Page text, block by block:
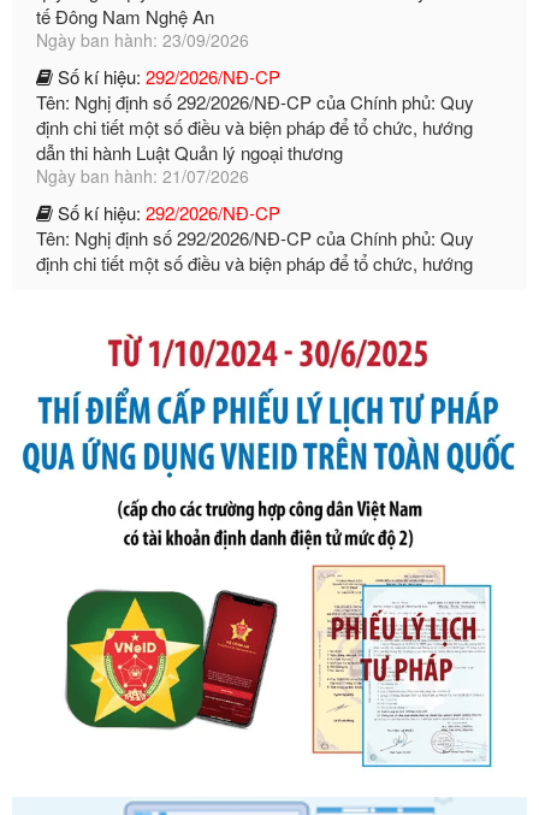
Số kí hiệu: 292/2026/NĐ-CP
Tên: Nghị định số 292/2026/NĐ-CP của Chính phủ: Quy
định chi tiết một số điều và biện pháp để tổ chức, hướng
dẫn thi hành Luật Quản lý ngoại thương
Ngày ban hành: 21/07/2026
Số kí hiệu:292/2026/NĐ-CP
Tên: Nghị định số 292/2026/NĐ-CP của Chính phủ: Quy
định chi tiết một số điều và biện pháp để tổ chức, hướng
dẫn thi hành Luật Quản lý ngoại thương
Ngày ban hành: 21/07/2026
bỏ Thông tư số 87/2019/TT- BТC ngày 19 tháng 12 năm
2019 của Bộ trưởng Bộ Tài chính hướng dẫn thực hiện xử
phạt vi phạm hành chính trong lĩnh vực kho bạc nhà nước
Ngày ban hành: 21/07/2026
Số kí hiệu: 291/2026/NĐ-CP
Tên: Nghị định số 291/2026/NĐ-CP của Chính phủ: Sửa
đổi, bổ sung một số điều của Nghị định số 125/2020/NĐ-СР
ngày 19 tháng 10 năm 2020 của Chính phủ quy định xử
phạt vi phạm hành chính về thuế, hóa đơn được sửa đổi, bổ
sung bởi Nghị định số 102/2021/NĐ-CP
Ngày ban hành: 20/07/2026
Số kí hiệu:2303/QĐ-UBND
Tên: Quyết định công bố Danh mục thủ tục hành chính mới
ban hành, được sửa đổi, bổ sung, bị bãi bỏ và phê duyệt
Quy trình nội bộ, quy trình điện tử giải quyết thủ tục hành
chính trong một số lĩnh vực thuộc phạm vi chức năng quản